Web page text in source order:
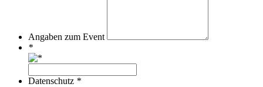
Angaben zum Event
*
Datenschutz *